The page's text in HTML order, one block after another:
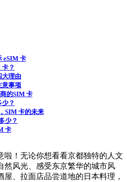
eSIM 卡
？
大理由
意事项
的SIM 卡
？
SIM 卡的未来
少？
卡
啦！无论你想看看京都独特的人文
然风光、感受东京繁华的城市风
、拉面店品尝道地的日本料理，